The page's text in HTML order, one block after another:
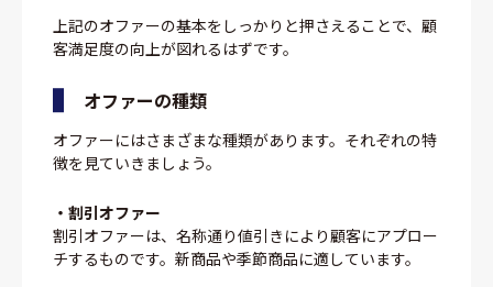
上記のオファーの基本をしっかりと押さえることで、顧
客満足度の向上が図れるはずです。
オファーの種類
オファーにはさまざまな種類があります。それぞれの特
徴を見ていきましょう。
・割引オファー
割引オファーは、名称通り値引きにより顧客にアプロー
チするものです。新商品や季節商品に適しています。